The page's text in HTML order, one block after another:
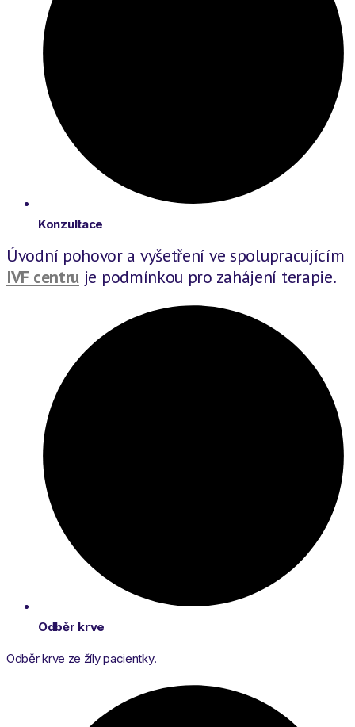
Konzultace
Úvodní pohovor a vyšetření ve spolupracujícím
IVF centru je podmínkou pro zahájení terapie.
Odběr krve
Odběr krve ze žíly pacientky.